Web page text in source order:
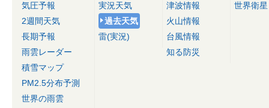
気圧予報
2週間天気
長期予報
雨雲レーダー
積雪マップ
PM2.5分布予測
世界の雨雲
実況天気
過去天気
雷(実況)
津波情報
火山情報
台風情報
知る防災
世界衛星